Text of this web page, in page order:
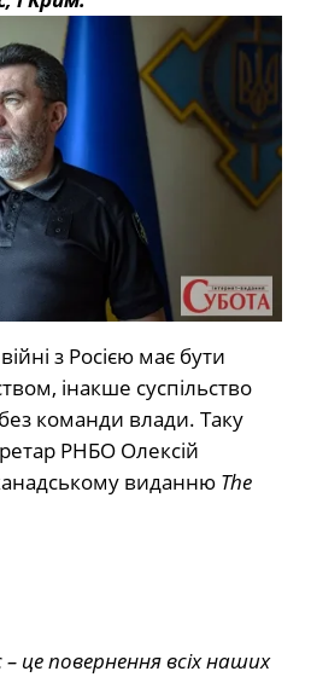
з Росією має бути
інакше суспільство
команди влади. Таку
РНБО Олексій
виданню The
– це повернення всіх наших